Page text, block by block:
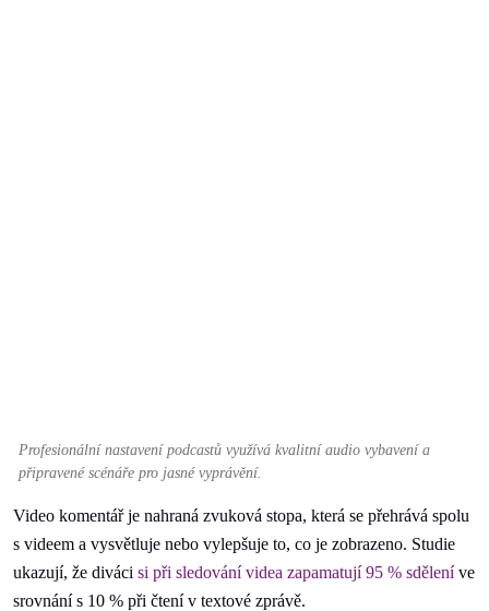
Profesionální nastavení podcastů využívá kvalitní audio vybavení a
připravené scénáře pro jasné vyprávění.
Video komentář je nahraná zvuková stopa, která se přehrává spolu
s videem a vysvětluje nebo vylepšuje to, co je zobrazeno. Studie
ukazují, že diváci si při sledování videa zapamatují 95 % sděleníve
srovnání s 10 % při čtení v textové zprávě.